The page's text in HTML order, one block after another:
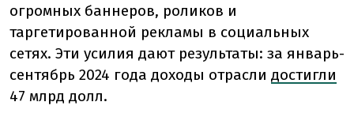
огромных баннеров, роликов и
таргетированной рекламы в социальных
сетях. Эти усилия дают результаты: за январь-
сентябрь 2024 года доходы отрасли достигли
47 млрд долл.